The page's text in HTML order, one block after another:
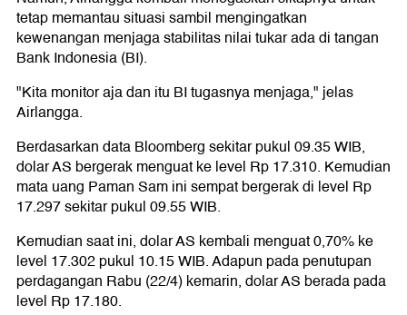
tetap memantau situasi sambil mengingatkan
kewenangan menjaga stabilitas nilai tukar ada di tangan
Bank Indonesia (BI).
"Kita monitor aja dan itu BI tugasnya menjaga," jelas
Airlangga.
Berdasarkan data Bloomberg sekitar pukul 09.35 WIB,
dolar AS bergerak menguat ke level Rp 17.310. Kemudian
mata uang Paman Sam ini sempat bergerak di level Rp
17.297 sekitar pukul 09.55 WIB.
Kemudian saat ini, dolar AS kembali menguat 0,70% ke
level 17.302 pukul 10.15 WIB. Adapun pada penutupan
perdagangan Rabu (22/4) kemarin, dolar AS berada pada
level Rp 17.180.